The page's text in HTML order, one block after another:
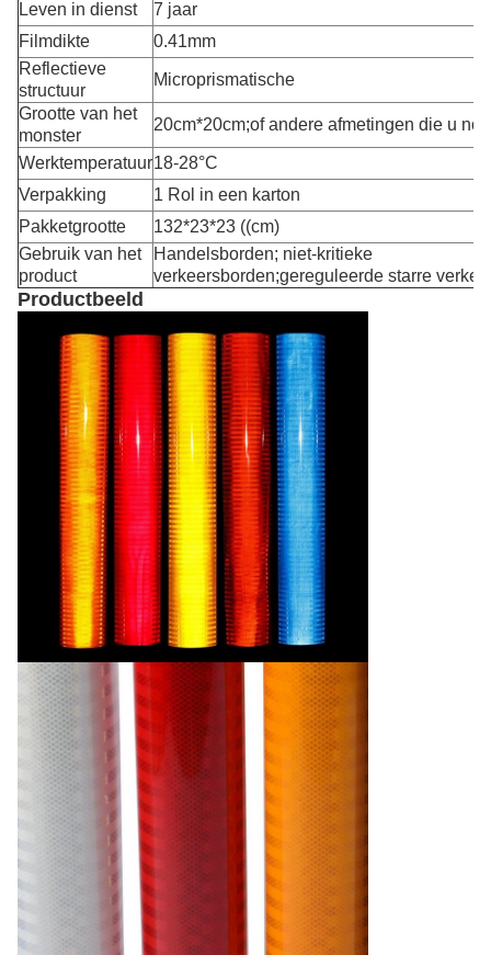
Leven in dienst
7 jaar
Filmdikte
0.41mm
Reflectieve
structuur
Microprismatische
Grootte van het
monster
20cm*20cm;of andere afmetingen die u
Werktemperatuur18-28°C
Verpakking
1 Rol in een karton
Pakketgrootte
132*23*23 ((cm)
Gebruik van het
product
Handelsborden; niet-kritieke
verkeersborden;gereguleerde starre
Productbeeld